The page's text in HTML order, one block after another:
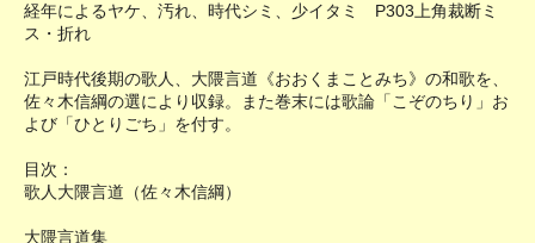
経年によるヤケ、汚れ、時代シミ、少イタミ P303上角裁断ミ
ス・折れ
江戸時代後期の歌人、大隈言道《おおくまことみち》の和歌を、
佐々木信綱の選により収録。また巻末には歌論「こぞのちり」お
よび「ひとりごち」を付す。
目次：
歌人大隈言道（佐々木信綱）
大隈言道集